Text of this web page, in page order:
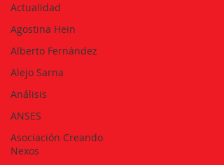
Actualidad
Agostina Hein
Alberto Fernández
Alejo Sarna
Análisis
ANSES
Asociación Creando
Nexos